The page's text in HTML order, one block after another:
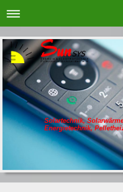
Solartechnik,
Energietechnik,